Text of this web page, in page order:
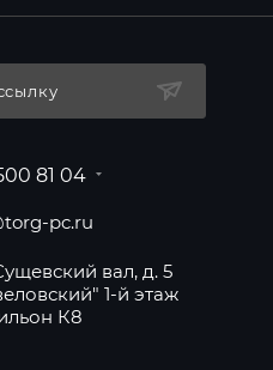
81 04
pc.ru
вал, д. 5
1-й этаж
К8